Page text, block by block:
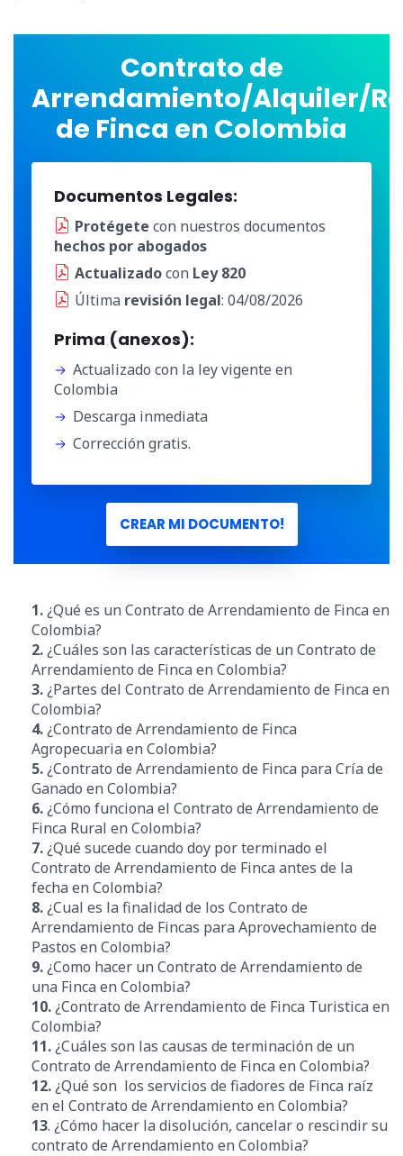
Contrato de
Arrendamiento/Alquiler/
de Finca en Colombia
Documentos Legales:
Protégete con nuestros documentos
hechos por abogados
Actualizadocon Ley 820
Última revisión legal: 04/08/2026
Prima (anexos):
Actualizado con la ley vigente en
Colombia
Descarga inmediata
Corrección gratis.
CREAR MI DOCUMENTO!
1.¿Qué es un Contrato de Arrendamiento de Finca en
Colombia?
2.¿Cuáles son las características de un Contrato de
Arrendamiento de Finca en Colombia?
3.¿Partes del Contrato de Arrendamiento de Finca en
Colombia?
4.¿Contrato de Arrendamiento de Finca
Agropecuaria en Colombia?
5.¿Contrato de Arrendamiento de Finca para Cría de
Ganado en Colombia?
6.¿Cómo funciona el Contrato de Arrendamiento de
Finca Rural en Colombia?
7.¿Qué sucede cuando doy por terminado el
Contrato de Arrendamiento de Finca antes de la
fecha en Colombia?
8.¿Cual es la finalidad de los Contrato de
Arrendamiento de Fincas para Aprovechamiento de
Pastos en Colombia?
9.¿Como hacer un Contrato de Arrendamiento de
una Finca en Colombia?
10.¿Contrato de Arrendamiento de Finca Turistica en
Colombia?
11.¿Cuáles son las causas de terminación de un
Contrato de Arrendamiento de Finca en Colombia?
12.¿Qué son los servicios de fiadores de Finca raíz
en el Contrato de Arrendamiento en Colombia?
13. ¿Cómo hacer la disolución, cancelar o rescindir su
contrato de Arrendamiento en Colombia?